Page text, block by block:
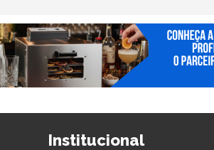
Institucional